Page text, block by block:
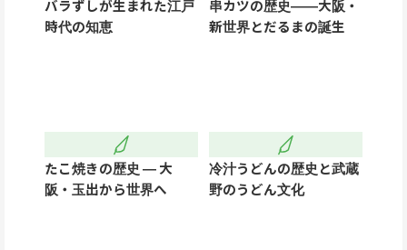
バラずしが生まれた江戸
時代の知恵
串カツの歴史――大阪・
新世界とだるまの誕生
たこ焼きの歴史 ― 大
阪・玉出から世界へ
冷汁うどんの歴史と武蔵
野のうどん文化